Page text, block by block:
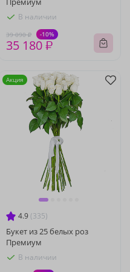
В наличии
39 090 ₽ -10%
35 180 ₽
4.9 (335)
Букет из 25 белых роз
Премиум
В наличии
Акция